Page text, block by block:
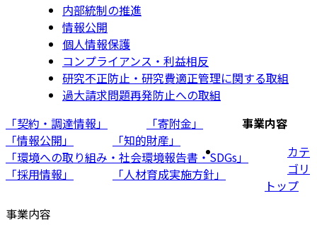
内部統制の推進
情報公開
個人情報保護
コンプライアンス・利益相反
研究不正防止・研究費適正管理に関する取組
過大請求問題再発防止への取組
「契約・調達情報」
「寄附金」
「情報公開」
「知的財産」
「環境への取り組み・社会環境報告書・SDGs」
「採用情報」
「人材育成実施方針」
事業内容
カテ
ゴリ
トップ
事業内容